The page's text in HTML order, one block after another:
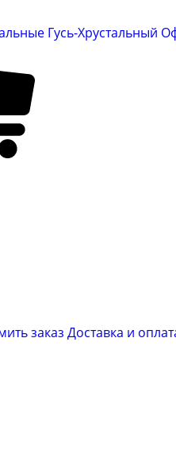
Гусь-Хрустальный
заказ Доставка и